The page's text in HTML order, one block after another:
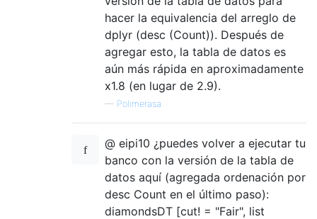
hacer la equivalencia del arreglo de
dplyr (desc (Count)). Después de
agregar esto, la tabla de datos es
aún más rápida en aproximadamente
x1.8 (en lugar de 2.9).
— Polimerasa
@ eipi10 ¿puedes volver a ejecutar tu
banco con la versión de la tabla de
datos aquí (agregada ordenación por
desc Count en el último paso):
diamondsDT [cut! = "Fair", list